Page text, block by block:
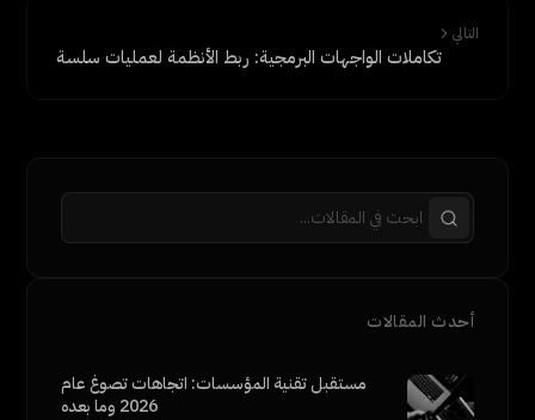
التالي
تكاملات الواجهات البرمجية: ربط الأنظمة لعمليات سلسة
أحدث المقالات
مستقبل تقنية المؤسسات: اتجاهات تصوغ عام
2026 وما بعده